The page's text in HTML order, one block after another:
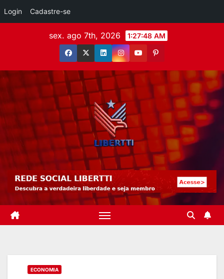
Login Cadastre-se
sex. ago 7th, 2026 1:27:50 AM
ECONOMIA